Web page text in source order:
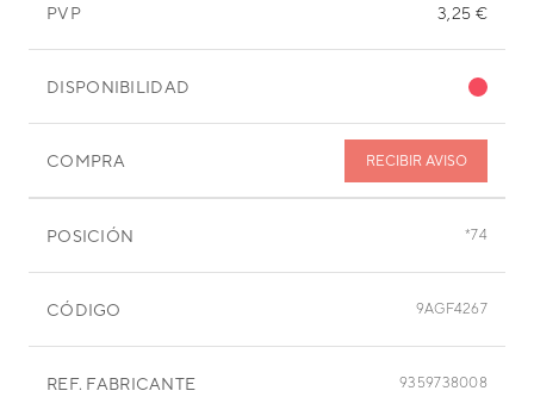
PVP 3,25 €
DISPONIBILIDAD
COMPRA RECIBIR AVISO
POSICIÓN *74
CÓDIGO 9AGF4267
REF. FABRICANTE 9359738008